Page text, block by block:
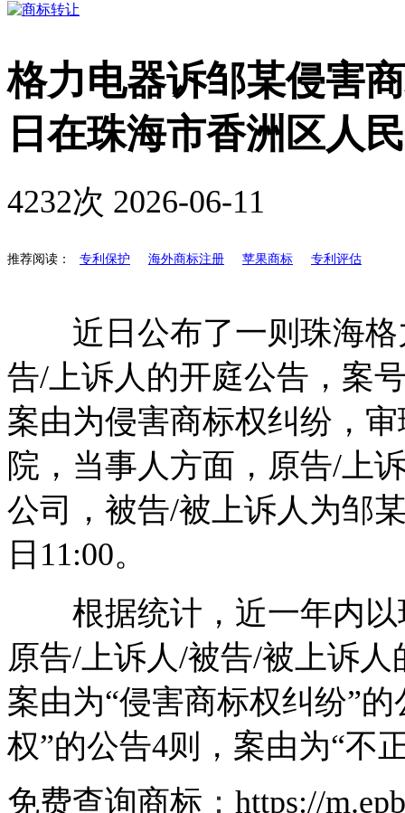
格力电器诉邹某侵害
日在珠海市香洲区人
4232次 2026-06-11
推荐阅读： 专利保护 海外商标注册 苹果商标 专利评估
近日公布了一则珠海格
告/上诉人的开庭公告，案
案由为侵害商标权纠纷，
院，当事人方面，原告/上
公司，被告/被上诉人为邹
日11:00。
根据统计，近一年内以
原告/上诉人/被告/被上诉
案由为“侵害商标权纠纷”
权”的公告4则，案由为“不
免费查询商标 ： https://